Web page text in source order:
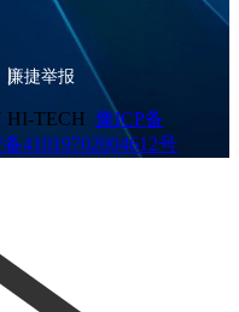
廉捷举报
HI-TECH 豫ICP备
41019702004612号